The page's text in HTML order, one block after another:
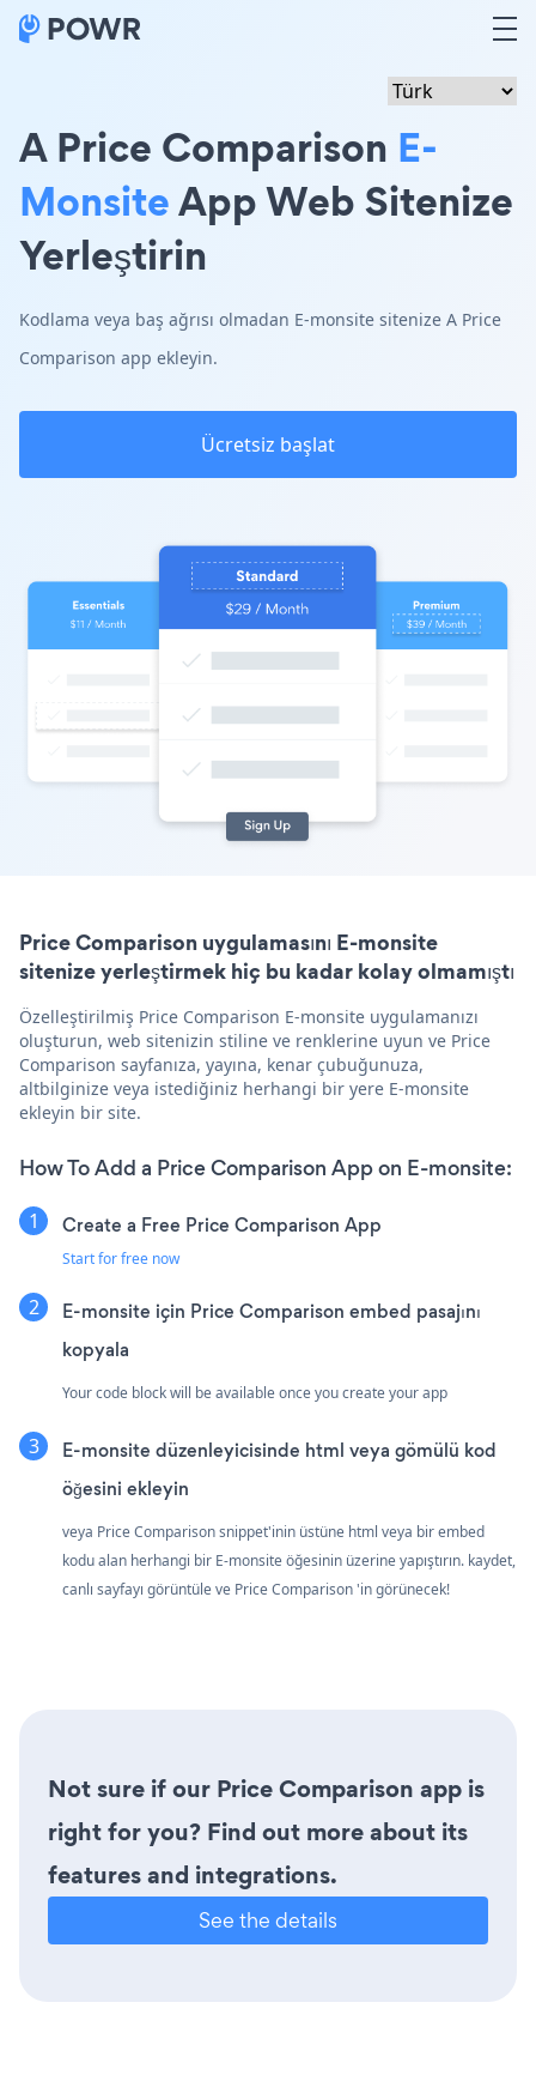
A Price Comparison E-
MonsiteApp Web Sitenize
Yerleştirin
Kodlama veya baş ağrısı olmadan E-monsite sitenize A Price
Comparison app ekleyin.
Ücretsiz başlat
Price Comparison uygulamasını E-monsite
sitenize yerleştirmek hiç bu kadar kolay olmamıştı
Özelleştirilmiş Price Comparison E-monsite uygulamanızı
oluşturun, web sitenizin stiline ve renklerine uyun ve Price
Comparison sayfanıza, yayına, kenar çubuğunuza,
altbilginize veya istediğiniz herhangi bir yere E-monsite
ekleyin bir site.
How To Add a Price Comparison App on E-monsite:
Create a Free Price Comparison App
Start for free now
E-monsite için Price Comparison embed pasajını
kopyala
Your code block will be available once you create your app
E-monsite düzenleyicisinde html veya gömülü kod
öğesini ekleyin
veya Price Comparison snippet'inin üstüne html veya bir embed
kodu alan herhangi bir E-monsite öğesinin üzerine yapıştırın. kaydet,
canlı sayfayı görüntüle ve Price Comparison 'in görünecek!
Not sure if our Price Comparison app is
right for you? Find out more about its
features and integrations.
See the details